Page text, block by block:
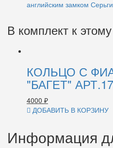
английским замком
В комплект к
КОЛЬЦО С
"БАГЕТ"
4000 ₽
ДОБАВИТЬ В КОРЗИНУ
Информация